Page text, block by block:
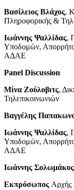
Βασίλειος Βλάχος,
Πληροφορικής &
Ιωάννης Ψαλλίδας,
Υποδομών,
ΑΔΑΕ
Panel Discussion
Μίνα Ζούλοβιτς,
Τηλεπικοινωνιών
Βαγγέλης
Ιωάννης Ψαλλίδας,
Υποδομών,
ΑΔΑΕ
Ιωάννης Σολωμάκος
Εκπρόσωπος Αρχής